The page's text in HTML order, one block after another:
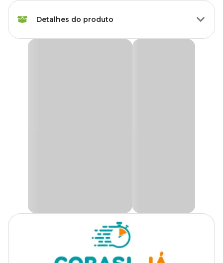
Gênero
Detalhes do produto